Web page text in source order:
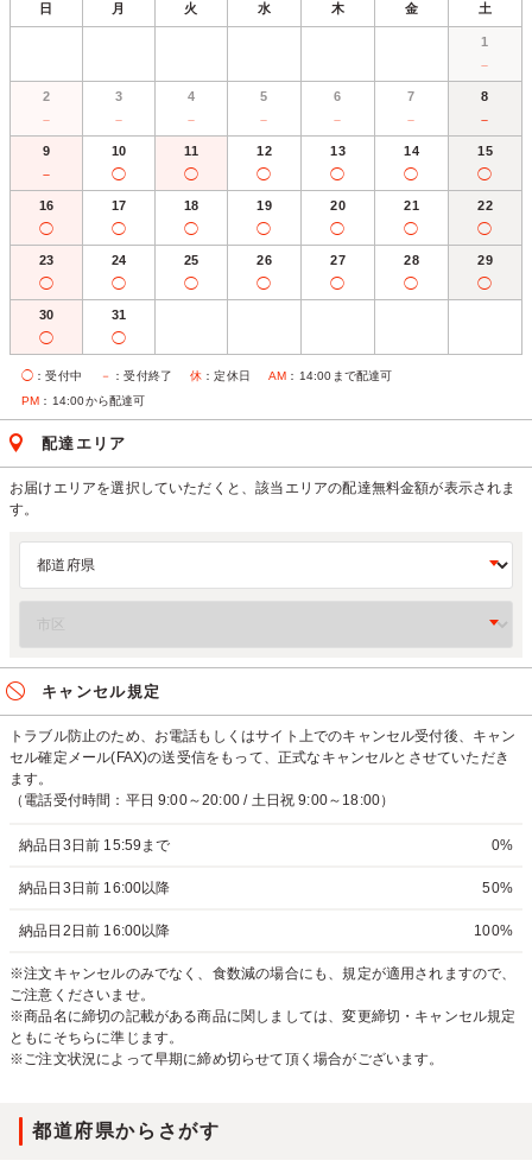
日 月 火 水 木 金 土
1
－
2
－
3
－
4
－
5
－
6
－
7
－
8
－
9
－
10
◯
11
◯
12
◯
13
◯
14
◯
15
◯
16
◯
17
◯
18
◯
19
◯
20
◯
21
◯
22
◯
23
◯
24
◯
25
◯
26
◯
27
◯
28
◯
29
◯
30
◯
31
◯
◯ ：受付中 － ：受付終了 休 ：定休日 AM ：14:00まで配達可
PM ：14:00から配達可
配達エリア
お届けエリアを選択していただくと、該当エリアの配達無料金額が表示されま
す。
キャンセル規定
トラブル防止のため、お電話もしくはサイト上でのキャンセル受付後、キャン
セル確定メール(FAX)の送受信をもって、正式なキャンセルとさせていただき
ます。
（電話受付時間：平日 9:00～20:00 / 土日祝 9:00～18:00）
納品日3日前 15:59まで 0%
納品日3日前 16:00以降 50%
納品日2日前 16:00以降 100%
※注文キャンセルのみでなく、食数減の場合にも、規定が適用されますので、
ご注意くださいませ。
※商品名に締切の記載がある商品に関しましては、変更締切・キャンセル規定
ともにそちらに準じます。
※ご注文状況によって早期に締め切らせて頂く場合がございます。
都道府県からさがす